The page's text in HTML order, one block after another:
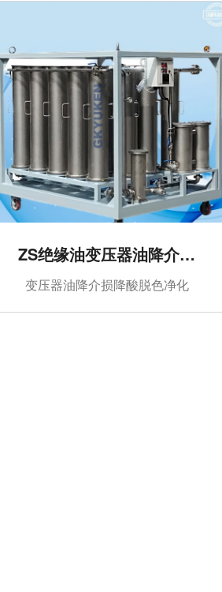
ZS绝缘油变压器油降介损
滤油机设备
变压器油降介损降酸脱色净化